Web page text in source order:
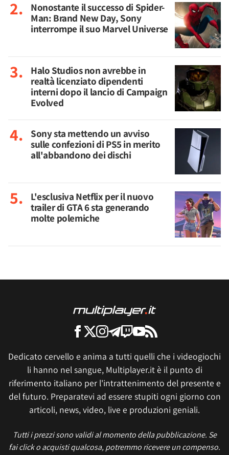
Nonostante il successo di Spider-
Man: Brand New Day, Sony
interrompe il suo Marvel Universe
Halo Studios non avrebbe in
realtà licenziato dipendenti
interni dopo il lancio di Campaign
Evolved
Sony sta mettendo un avviso
sulle confezioni di PS5 in merito
all'abbandono dei dischi
L'esclusiva Netflix per il nuovo
trailer di GTA 6 sta generando
molte polemiche
Dedicato cervello e anima a tutti quelli che i videogiochi
li hanno nel sangue, Multiplayer.it è il punto di
riferimento italiano per l'intrattenimento del presente e
del futuro. Preparatevi ad essere stupiti ogni giorno con
articoli, news, video, live e produzioni geniali.
Tutti i prezzi sono validi al momento della pubblicazione. Se
fai click o acquisti qualcosa, potremmo ricevere un compenso.